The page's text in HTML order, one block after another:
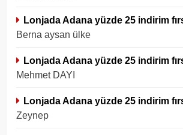
Lonjada Adana yüzde 25 indirim
Berna aysan ülke
Lonjada Adana yüzde 25 indirim
Mehmet DAYI
Lonjada Adana yüzde 25 indirim
Zeynep